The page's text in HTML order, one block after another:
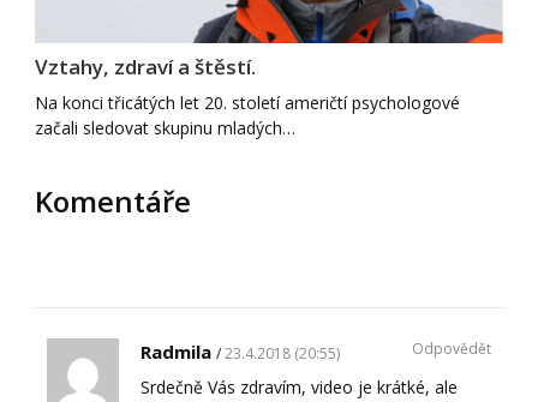
Vztahy, zdraví a štěstí.
Na konci třicátých let 20. století američtí psychologové
začali sledovat skupinu mladých…
Komentáře
Radmila 23.4.2018 (20:55)
Srdečně Vás zdravím, video je krátké, ale
Odpovědět